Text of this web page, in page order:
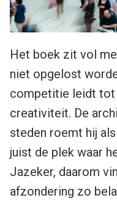
Het boek zit vol
niet opgelost
competitie leidt tot
creativiteit. De
steden roemt hij
juist de plek waar
Jazeker, daarom
afzondering zo